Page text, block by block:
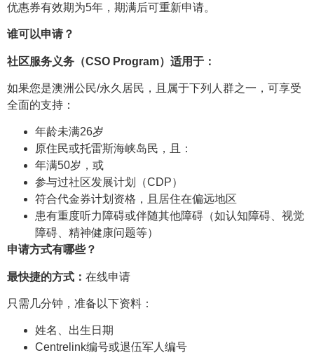
优惠券有效期为5年，期满后可重新申请。
谁可以申请？
社区服务义务（CSO Program）适用于：
如果您是澳洲公民/永久居民，且属于下列人群之一，可享受
全面的支持：
年龄未满26岁
原住民或托雷斯海峡岛民，且：
年满50岁，或
参与过社区发展计划（CDP）
符合代金券计划资格，且居住在偏远地区
患有重度听力障碍或伴随其他障碍（如认知障碍、视觉
障碍、精神健康问题等）
申请方式有哪些？
最快捷的方式： 在线申请
只需几分钟，准备以下资料：
姓名、出生日期
Centrelink编号或退伍军人编号